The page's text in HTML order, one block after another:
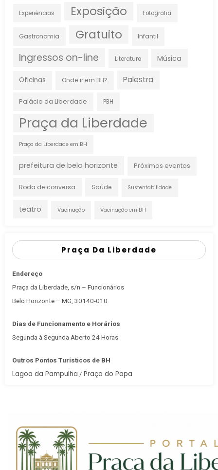
Experiências Exposição Fotografia
Gastronomia Gratuito Infantil
Ingressos on-line Literatura Música
Oficinas Onde ir em BH? Palestra
Palácio da Liberdade PBH
Praça da Liberdade
Praça da Liberdade em BH
prefeitura de belo horizonte Próximos eventos
Roda de conversa Saúde Sustentabilidade
teatro Vacinação Vacinação em BH
Praça Da Liberdade
Endereço
Praça da Liberdade, s/n – Funcionários
Belo Horizonte – MG, 30140-010
Dias de Funcionamento e Horários
Segunda à Segunda Aberto 24 Horas
Outros Pontos Turísticos de BH
Lagoa da Pampulha / Praça do Papa